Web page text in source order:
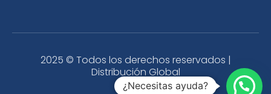
2025 © Todos los derechos reservados |
Distribución Global
¿Necesitas ayuda?